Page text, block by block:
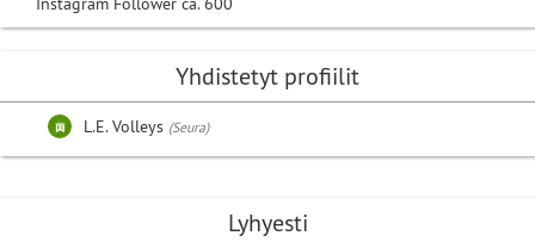
Lyhyesti
Yhdistetyt profiilit
L.E. Volleys (Seura)